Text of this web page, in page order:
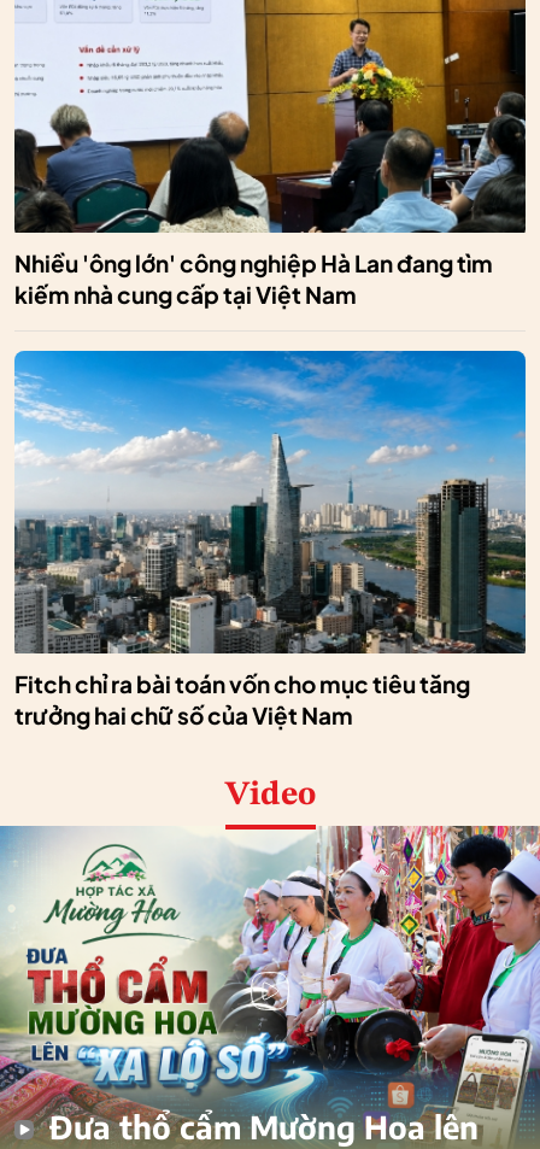
Nhiều 'ông lớn' công nghiệp Hà Lan đang tìm
kiếm nhà cung cấp tại Việt Nam
Fitch chỉ ra bài toán vốn cho mục tiêu tăng
trưởng hai chữ số của Việt Nam
Video
Đưa thổ cẩm Mường Hoa lên